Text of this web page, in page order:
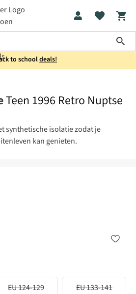
to schooldeals!
Teen 1996 Retro Nuptse
synthetische isolatie zodat je
kan genieten.
EU 124-129 EU 133-141